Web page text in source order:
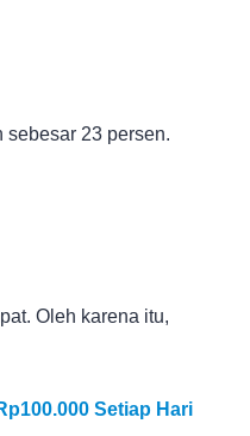
sebesar 23 persen.
Oleh karena itu,
Setiap Hari